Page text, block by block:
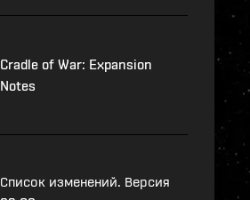
Cradle of War: Expansion
Notes
Список изменений. Версия